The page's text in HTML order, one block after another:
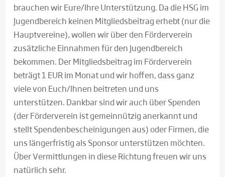
brauchen wir Eure/Ihre Unterstützung. Da die HSG im
Jugendbereich keinen Mitgliedsbeitrag erhebt (nur die
Hauptvereine), wollen wir über den Förderverein
zusätzliche Einnahmen für den Jugendbereich
bekommen. Der Mitgliedsbeitrag im Förderverein
beträgt 1 EUR im Monat und wir hoffen, dass ganz
viele von Euch/Ihnen beitreten und uns
unterstützen. Dankbar sind wir auch über Spenden
(der Förderverein ist gemeinnützig anerkannt und
stellt Spendenbescheinigungen aus) oder Firmen, die
uns längerfristig als Sponsor unterstützen möchten.
Über Vermittlungen in diese Richtung freuen wir uns
natürlich sehr.